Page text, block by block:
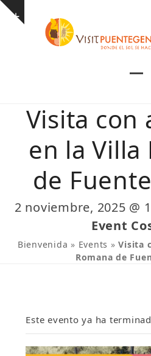
Skip
Show
Visita con
en la Villa
de
2 noviembre, 2025 @
Event
Bienvenida » Events »Visita
Romana de
Este evento ya ha